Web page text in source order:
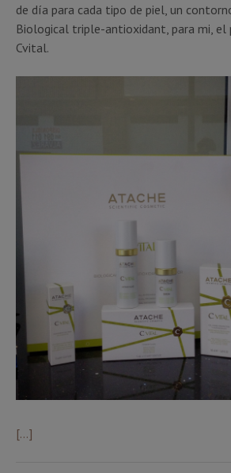
de día para cada tipo de piel, un
Biological triple-antioxidant, para mi,
Cvital.
[…]